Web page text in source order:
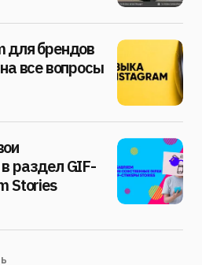
для брендов
все вопросы
раздел GIF-
Stories